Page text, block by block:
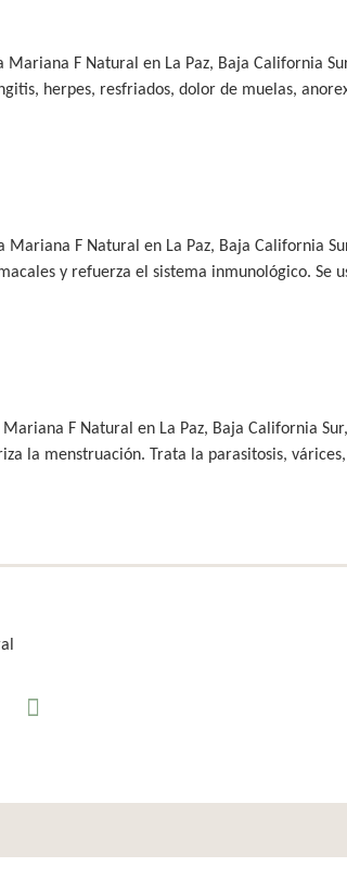
F Natural en La Paz, Baja California
herpes, resfriados, dolor de muelas,
F Natural en La Paz, Baja California
y refuerza el sistema inmunológico. Se
F Natural en La Paz, Baja California
la menstruación. Trata la parasitosis,